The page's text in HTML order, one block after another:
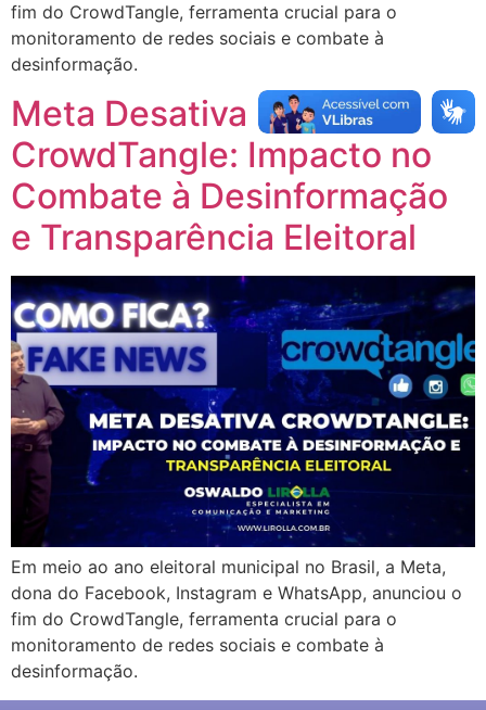
fim do CrowdTangle, ferramenta crucial para o
monitoramento de redes sociais e combate à
desinformação.
Meta Desativa
CrowdTangle: Impacto no
Combate à Desinformação
e Transparência Eleitoral
Em meio ao ano eleitoral municipal no Brasil, a Meta,
dona do Facebook, Instagram e WhatsApp, anunciou o
fim do CrowdTangle, ferramenta crucial para o
monitoramento de redes sociais e combate à
desinformação.